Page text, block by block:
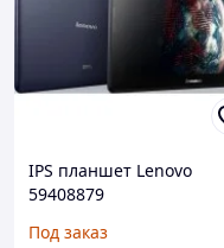
IPS планшет Lenovo
59408879
Под заказ